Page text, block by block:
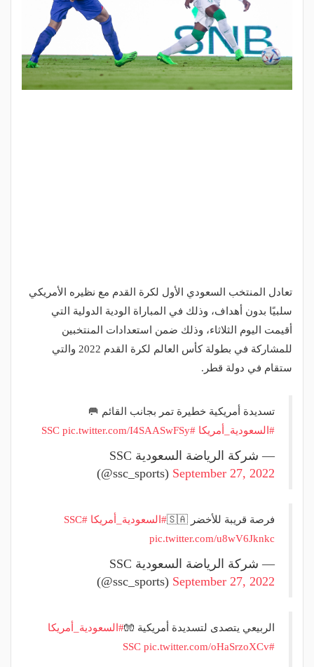
تعادل المنتخب السعودي الأول لكرة القدم مع نظيره الأمريكي
سلبيًا بدون أهداف، وذلك في المباراة الودية الدولية التي
أقيمت اليوم الثلاثاء، وذلك ضمن استعدادات المنتخبين
للمشاركة في بطولة كأس العالم لكرة القدم 2022 والتي
ستقام في دولة قطر.
تسديدة أمريكية خطيرة تمر بجانب القائم 🥅
#السعودية_أمريكا #SSC
pic.twitter.com/I4SAASwFSy
— شركة الرياضة السعودية SSC
(@ssc_sports) September 27, 2022
فرصة قريبة للأخضر 🇸🇦 #السعودية_أمريكا #SSC
pic.twitter.com/u8wV6Jknkc
— شركة الرياضة السعودية SSC
(@ssc_sports) September 27, 2022
الربيعي يتصدى لتسديدة أمريكية 🧤#السعودية_أمريكا
#SSC
pic.twitter.com/oHaSrzoXCv